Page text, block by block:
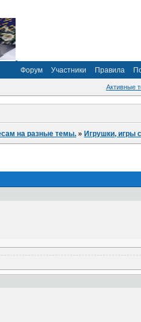
Форум Участники Правила
Активные
на разные темы. »Игрушки, игры